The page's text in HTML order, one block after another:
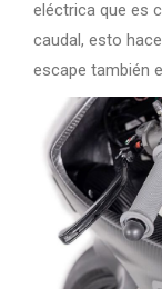
eléctrica que es
caudal, esto
escape también